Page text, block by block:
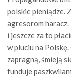
polskie pieniądze.
agresorom haracz.
i jeszcze za to
w pluciu na
zapragną, śmieją
funduje